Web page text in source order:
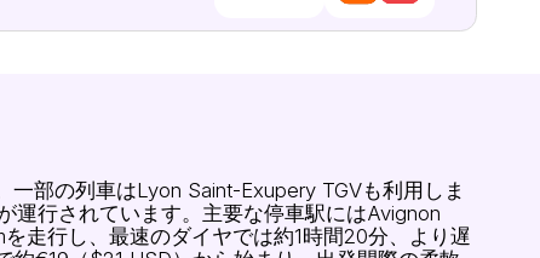
部の列車はLyon Saint-Exupery TGVも利用しま
運行されています。主要な停車駅にはAvignon
走行し、最速のダイヤでは約1時間20分、より遅